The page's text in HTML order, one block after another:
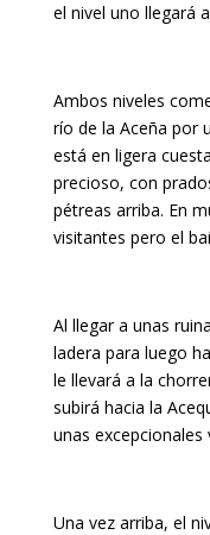
el nivel uno llegará
Ambos niveles
río de la Aceña por
está en ligera
precioso, con
pétreas arriba. En
visitantes pero el
Al llegar a unas
ladera para luego
le llevará a la
subirá hacia la
unas
Una vez arriba, el